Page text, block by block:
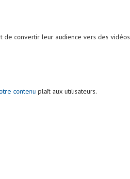
de convertir leur audience vers des vidéos
contenu plaît aux utilisateurs.